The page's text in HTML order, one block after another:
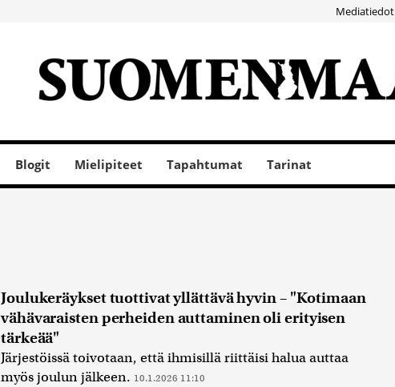
Mediatiedot
Blogit Mielipiteet Tapahtumat Tarinat
Joulukeräykset tuottivat yllättävä hyvin – "Kotimaan
vähävaraisten perheiden auttaminen oli erityisen
tärkeää"
Järjestöissä toivotaan, että ihmisillä riittäisi halua auttaa
myös joulun jälkeen. 10.1.2026 11:10